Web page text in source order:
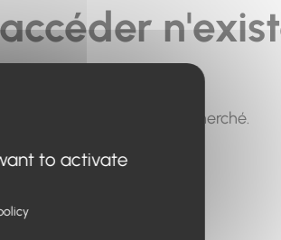
pour trouver le contenu recherché.
to activate